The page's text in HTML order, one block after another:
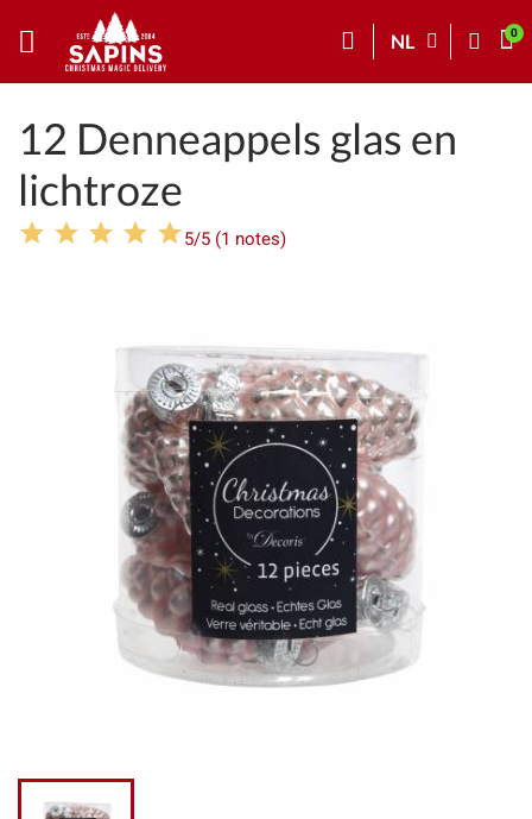
NL
12 Denneappels glas en
lichtroze
5/5 (1 notes)